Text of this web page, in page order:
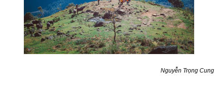
Nguyễn Trọng Cung